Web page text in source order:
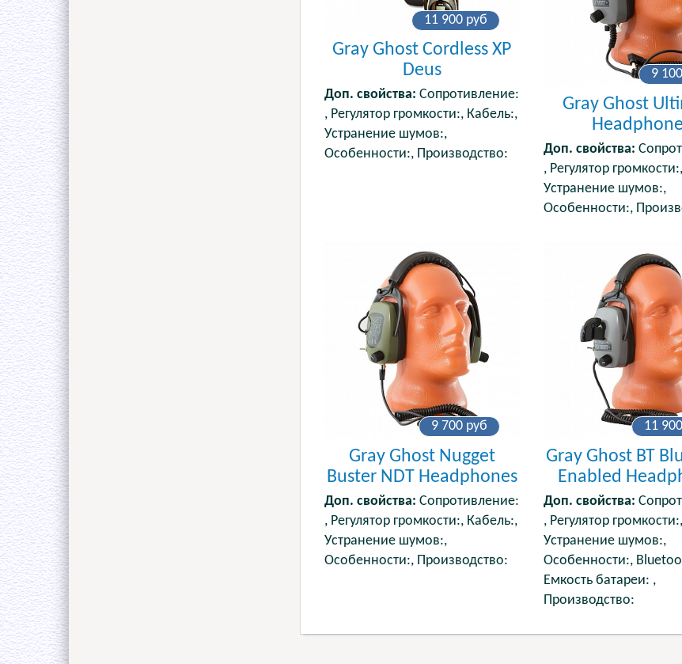
11 900 руб
Gray Ghost Cordless XP
Deus
Доп. свойства: Сопротивление:
, Регулятор громкости:, Кабель:,
Устранение шумов:,
Особенности:, Производство:
9 100
Gray Ghost
Доп. свойства:
, Регулятор
Устранение шумов:,
Особенности:,
9 700 руб
Gray Ghost Nugget
Buster NDT Headphones
Доп. свойства: Сопротивление:
, Регулятор громкости:, Кабель:,
Устранение шумов:,
Особенности:, Производство:
11 900
Gray Ghost BT
Enabled
Доп. свойства:
, Регулятор
Устранение шумов:,
Особенности:,
Емкость батареи: ,
Производство: